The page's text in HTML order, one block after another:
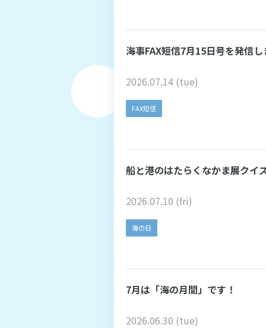
海事FAX短信7月15日号を発信し
2026.07.14 (tue)
FAX短信
船と港のはたらくなかま展クイ
2026.07.10 (fri)
海の日
7月は「海の月間」です！
2026.06.30 (tue)